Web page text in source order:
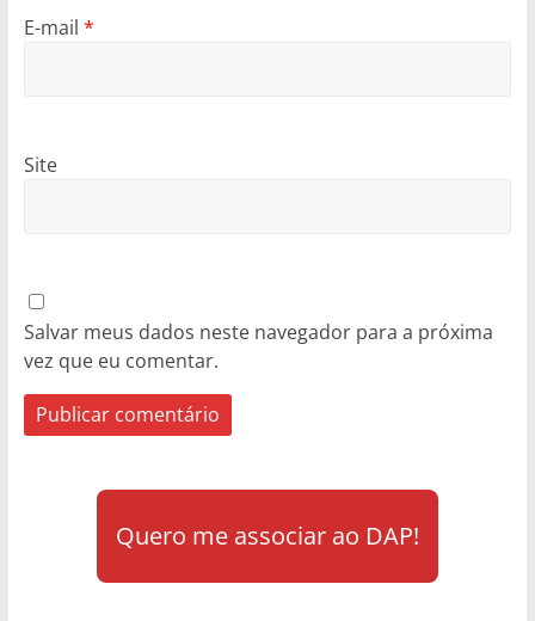
E-mail *
Site
Salvar meus dados neste navegador para a próxima
vez que eu comentar.
Quero me associar ao DAP!